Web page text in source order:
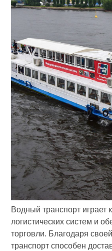
Водный транспорт играет
логистических систем и
торговли. Благодаря
транспорт способен